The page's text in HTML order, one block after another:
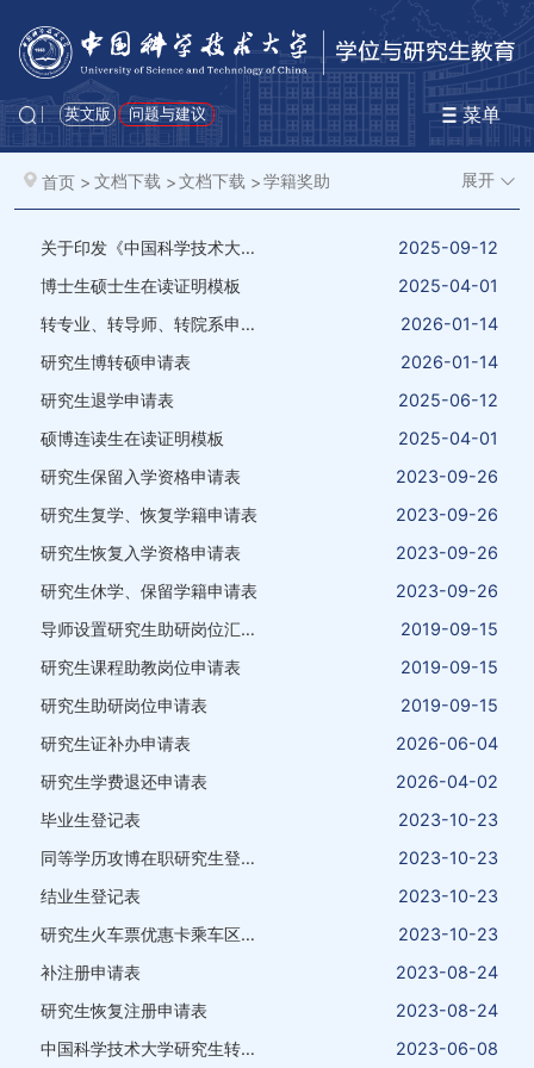
问题与建议
英文版 菜单
首页 > 文档下载 >文档下载 >学籍奖助 展开
关于印发《中国科学技术大学科研经费博士管理办法》的通知
2025-09-12
博士生硕士生在读证明模板
2025-04-01
转专业、转导师、转院系申请表
2026-01-14
研究生博转硕申请表
2026-01-14
研究生退学申请表
2025-06-12
硕博连读生在读证明模板
2025-04-01
研究生保留入学资格申请表
2023-09-26
研究生复学、恢复学籍申请表
2023-09-26
研究生恢复入学资格申请表
2023-09-26
研究生休学、保留学籍申请表
2023-09-26
导师设置研究生助研岗位汇总表
2019-09-15
研究生课程助教岗位申请表
2019-09-15
研究生助研岗位申请表
2019-09-15
研究生证补办申请表
2026-06-04
研究生学费退还申请表
2026-04-02
毕业生登记表
2023-10-23
同等学历攻博在职研究生登记表
2023-10-23
结业生登记表
2023-10-23
研究生火车票优惠卡乘车区间变更申请表
2023-10-23
补注册申请表
2023-08-24
研究生恢复注册申请表
2023-08-24
中国科学技术大学研究生转专业考核登记表
2023-06-08